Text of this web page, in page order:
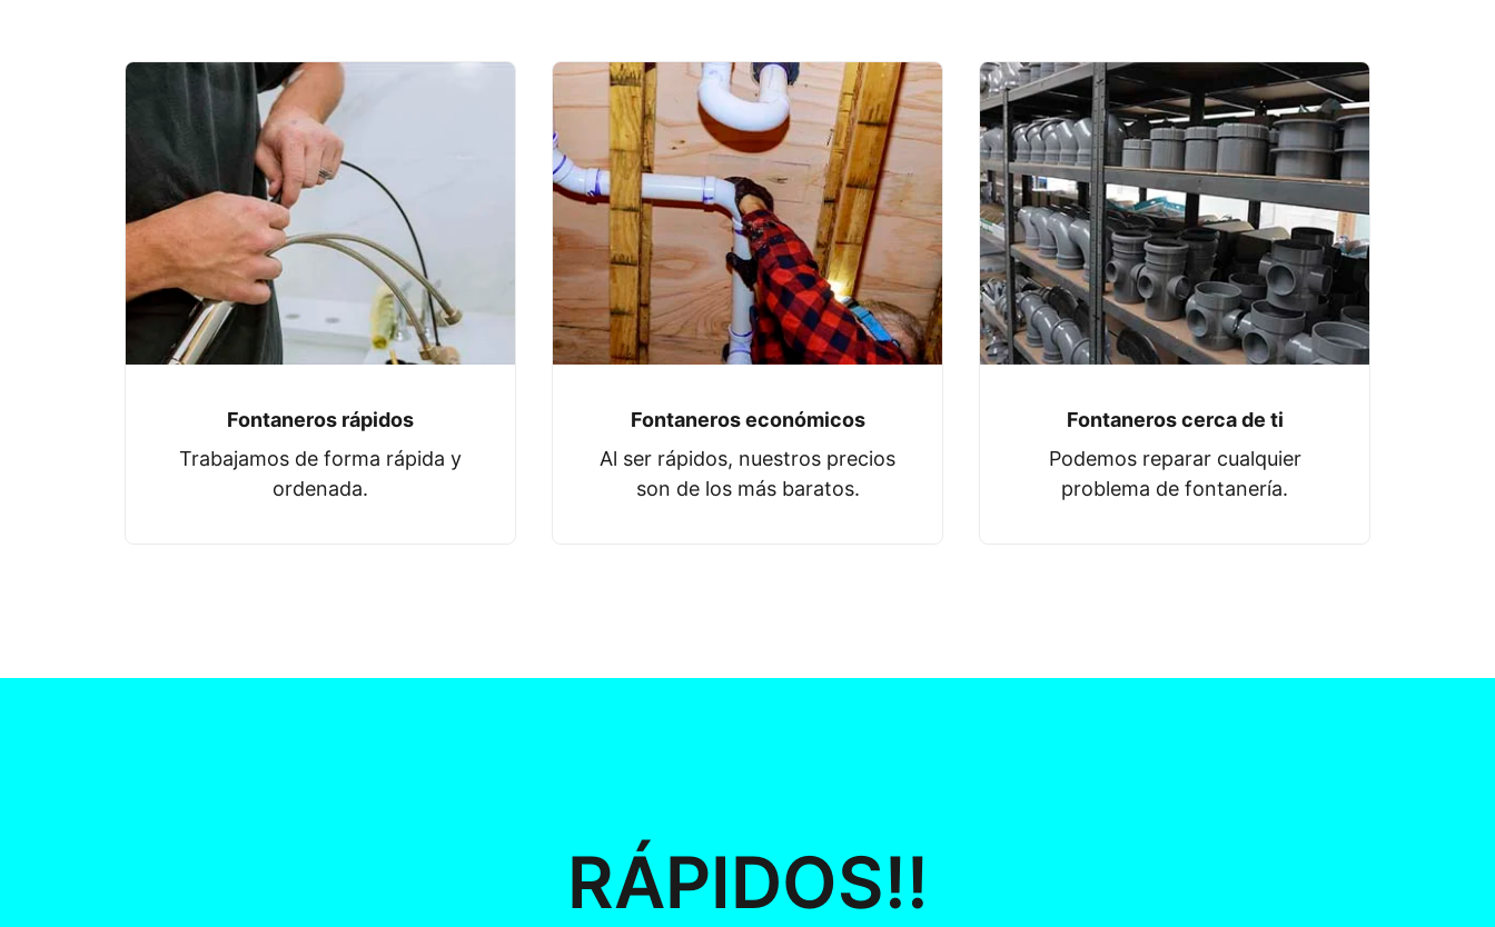
Fontaneros rápidos
Trabajamos de forma rápida y
ordenada.
Fontaneros económicos
Al ser rápidos, nuestros precios
son de los más baratos.
Fontaneros cerca de ti
Podemos reparar cualquier
problema de fontanería.
RÁPIDOS!!